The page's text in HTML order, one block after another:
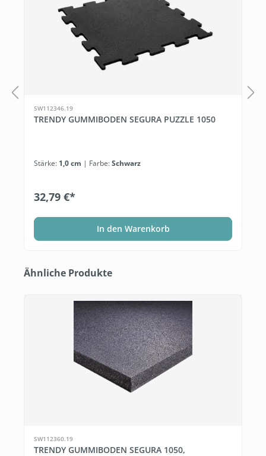
SW112346.19
TRENDY GUMMIBODEN SEGURA PUZZLE 1050
Stärke: 1,0 cm | Farbe:Schwarz
32,79 €*
In den Warenkorb
Produktgalerie überspringen
Ähnliche Produkte
SW112360.19
TRENDY GUMMIBODEN SEGURA 1050,